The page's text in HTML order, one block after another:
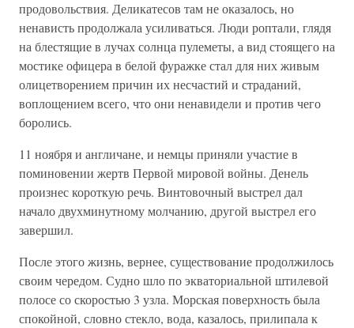
продовольствия. Деликатесов там не оказалось, но
ненависть продолжала усиливаться. Люди роптали, глядя
на блестящие в лучах солнца пулеметы, а вид стоящего на
мостике офицера в белой фуражке стал для них живым
олицетворением причин их несчастий и страданий,
воплощением всего, что они ненавидели и против чего
боролись.
11 ноября и англичане, и немцы приняли участие в
поминовении жертв Первой мировой войны. Денель
произнес короткую речь. Винтовочный выстрел дал
начало двухминутному молчанию, другой выстрел его
завершил.
После этого жизнь, вернее, существование продолжилось
своим чередом. Судно шло по экваториальной штилевой
полосе со скоростью 3 узла. Морская поверхность была
спокойной, словно стекло, вода, казалось, прилипала к